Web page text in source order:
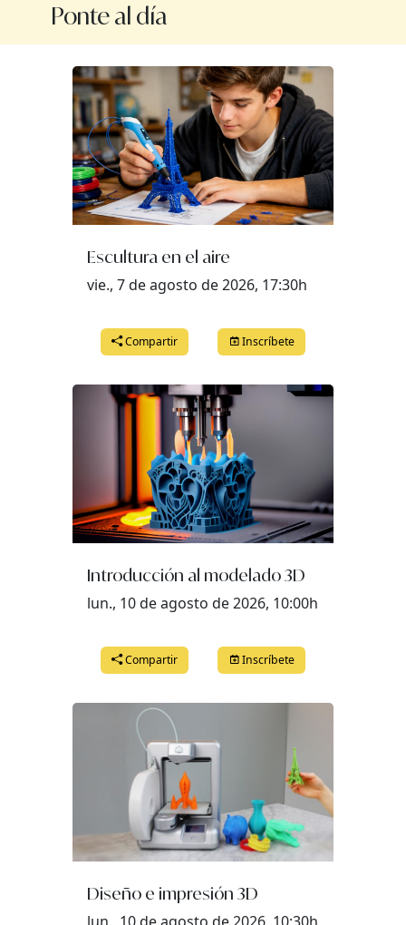
Ponte al día
Escultura en el aire
vie., 7 de agosto de 2026, 17:30h
Compartir Inscríbete
Introducción al modelado 3D
lun., 10 de agosto de 2026, 10:00h
Compartir Inscríbete
Diseño e impresión 3D